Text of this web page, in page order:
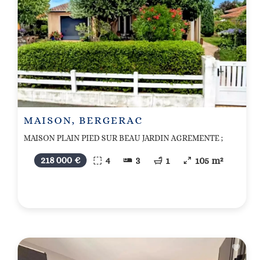
MAISON, BERGERAC
MAISON PLAIN PIED SUR BEAU JARDIN AGREMENTE ;
218 000 € 4 3 1 105 m²